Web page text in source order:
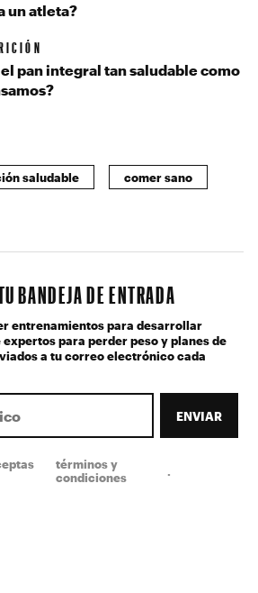
un atleta?
el pan integral tan saludable como
saludable comer sano
BANDEJA DE ENTRADA
entrenamientos para desarrollar
para perder peso y planes de
a tu correo electrónico cada
ENVIAR
términos y
condiciones